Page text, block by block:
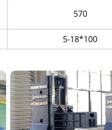
570
5-18*100